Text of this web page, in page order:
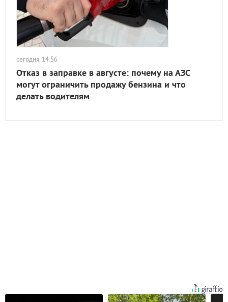
сегодня, 14:56
Отказ в заправке в августе: почему на АЗС
могут ограничить продажу бензина и что
делать водителям